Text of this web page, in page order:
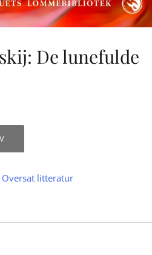
De lunefulde
Oversat litteratur